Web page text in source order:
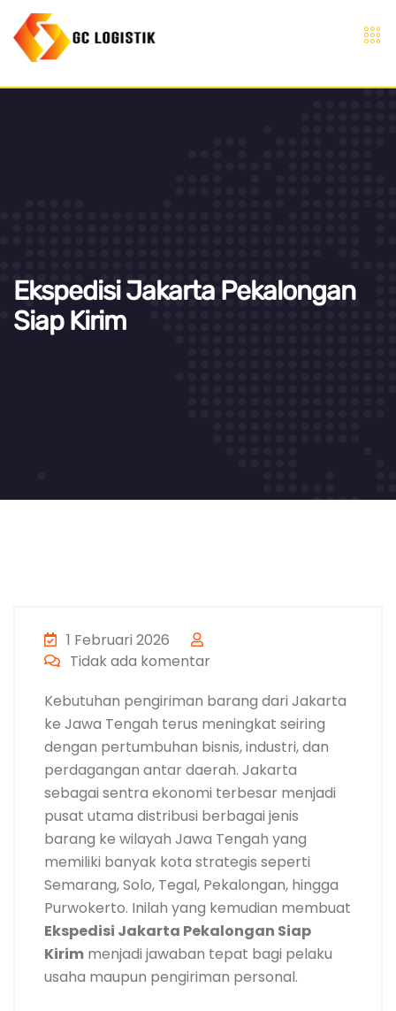
Ekspedisi Jakarta Pekalongan
Siap Kirim
1 Februari 2026
Tidak ada komentar
Kebutuhan pengiriman barang dari Jakarta
ke Jawa Tengah terus meningkat seiring
dengan pertumbuhan bisnis, industri, dan
perdagangan antar daerah. Jakarta
sebagai sentra ekonomi terbesar menjadi
pusat utama distribusi berbagai jenis
barang ke wilayah Jawa Tengah yang
memiliki banyak kota strategis seperti
Semarang, Solo, Tegal, Pekalongan, hingga
Purwokerto. Inilah yang kemudian membuat
Ekspedisi Jakarta Pekalongan Siap
Kirim menjadi jawaban tepat bagi pelaku
usaha maupun pengiriman personal.